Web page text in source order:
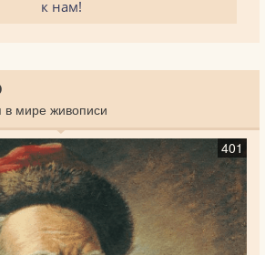
к нам!
в мире живописи
401